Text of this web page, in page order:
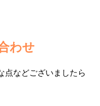
わせ
点などございましたら